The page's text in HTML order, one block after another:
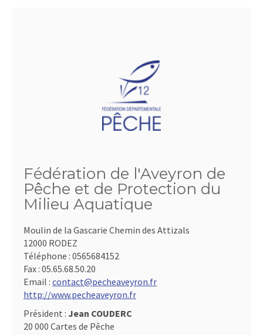
Fédération de l'Aveyron de
Pêche et de Protection du
Milieu Aquatique
Moulin de la Gascarie Chemin des Attizals
12000 RODEZ
Téléphone : 0565684152
Fax : 05.65.68.50.20
Email : contact@pecheaveyron.fr
http://www.pecheaveyron.fr
Président : Jean COUDERC
20 000 Cartes de Pêche